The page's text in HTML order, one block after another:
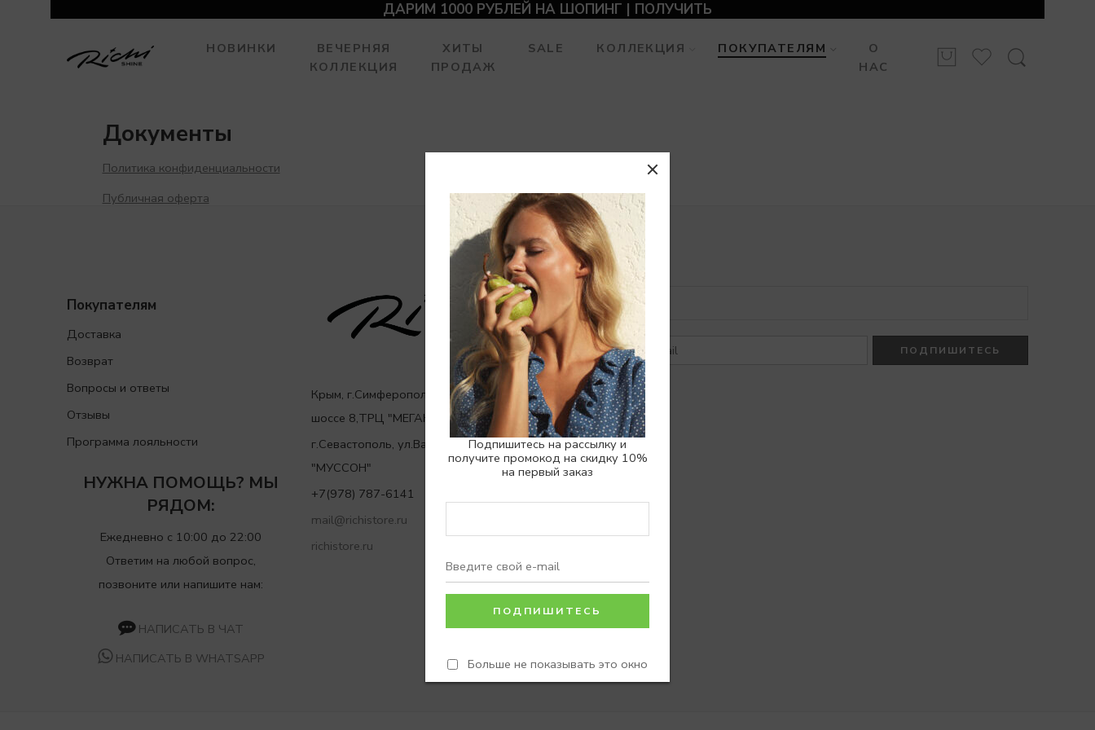
Подпишитесь на рассылку и
получите промокод на скидку 10%
на первый заказ
Больше не показывать это окно
ДАРИМ 1000 РУБЛЕЙ НА ШОПИНГ | ПОЛУЧИТЬ
НОВИНКИ
ВЕЧЕРНЯЯ
КОЛЛЕКЦИЯ
ХИТЫ
ПРОДАЖ
SALE КОЛЛЕКЦИЯ ПОКУПАТЕЛЯМ
О
НАС
Документы
Политика конфиденциальности
Публичная оферта
Покупателям
Доставка
Возврат
Вопросы и ответы
Отзывы
Программа лояльности
НУЖНА ПОМОЩЬ? МЫ
РЯДОМ:
Ежедневно с 10:00 до 22:00
Ответим на любой вопрос,
позвоните или напишите нам:
НАПИСАТЬ В ЧАТ
НАПИСАТЬ В WHATSAPP
Крым, г.Симферополь, ул.Евпаторийское
шоссе 8,ТРЦ "МЕГАНОМ"
г.Севастополь, ул.Вакуленчука 29,ТРЦ
"МУССОН"
+7(978) 787-6141
mail@richistore.ru
richistore.ru